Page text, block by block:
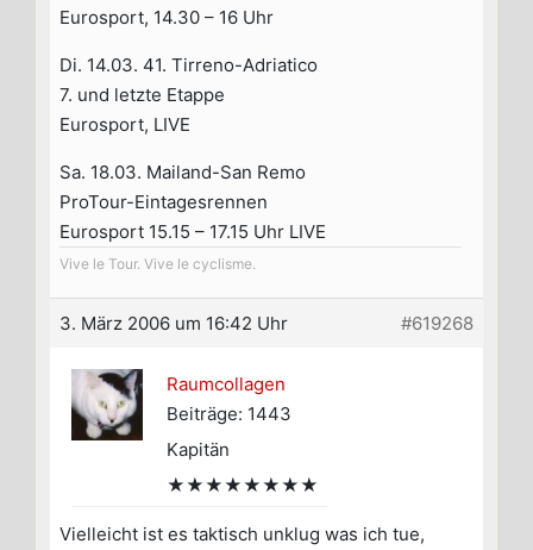
Eurosport, 14.30 – 16 Uhr
Di. 14.03. 41. Tirreno-Adriatico
7. und letzte Etappe
Eurosport, LIVE
Sa. 18.03. Mailand-San Remo
ProTour-Eintagesrennen
Eurosport 15.15 – 17.15 Uhr LIVE
Vive le Tour. Vive le cyclisme.
3. März 2006 um 16:42 Uhr #619268
Raumcollagen
Beiträge: 1443
Kapitän
★★★★★★★★
Vielleicht ist es taktisch unklug was ich tue,